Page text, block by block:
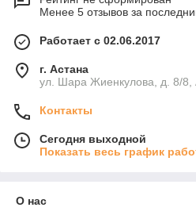
Менее 5 отзывов за
Работает с 02.06.2017
г. Астана
ул. Шара Жиенкулова, д. 8/8,
Контакты
Сегодня выходной
Показать весь график
О нас